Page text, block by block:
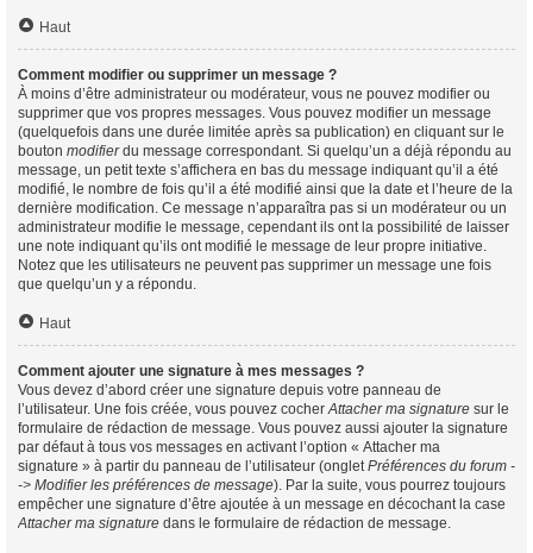
Haut
Comment modifier ou supprimer un message ?
À moins d’être administrateur ou modérateur, vous ne pouvez modifier ou
supprimer que vos propres messages. Vous pouvez modifier un message
(quelquefois dans une durée limitée après sa publication) en cliquant sur le
bouton modifierdu message correspondant. Si quelqu’un a déjà répondu au
message, un petit texte s’affichera en bas du message indiquant qu’il a été
modifié, le nombre de fois qu’il a été modifié ainsi que la date et l’heure de la
dernière modification. Ce message n’apparaîtra pas si un modérateur ou un
administrateur modifie le message, cependant ils ont la possibilité de laisser
une note indiquant qu’ils ont modifié le message de leur propre initiative.
Notez que les utilisateurs ne peuvent pas supprimer un message une fois
que quelqu’un y a répondu.
Haut
Comment ajouter une signature à mes messages ?
Vous devez d’abord créer une signature depuis votre panneau de
l’utilisateur. Une fois créée, vous pouvez cocherAttacher ma signature sur le
formulaire de rédaction de message. Vous pouvez aussi ajouter la signature
par défaut à tous vos messages en activant l’option « Attacher ma
signature » à partir du panneau de l’utilisateur (ongletPréférences du forum -
-> Modifier les préférences de message). Par la suite, vous pourrez toujours
empêcher une signature d’être ajoutée à un message en décochant la case
Attacher ma signature dans le formulaire de rédaction de message.